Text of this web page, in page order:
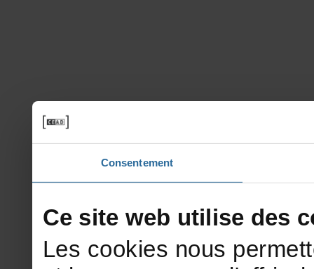
Consentement